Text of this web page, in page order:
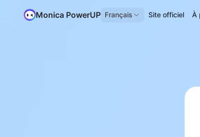
Monica PowerUP Français Site officiel À